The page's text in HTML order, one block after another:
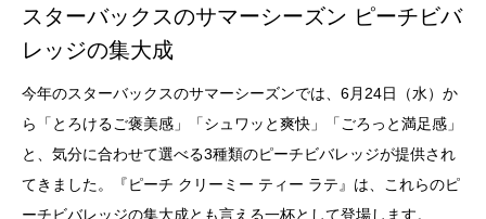
スターバックスのサマーシーズン ピーチビバ
レッジの集大成
今年のスターバックスのサマーシーズンでは、6月24日（水）か
ら「とろけるご褒美感」「シュワッと爽快」「ごろっと満足感」
と、気分に合わせて選べる3種類のピーチビバレッジが提供され
てきました。『ピーチ クリーミー ティー ラテ』は、これらのピ
ーチビバレッジの集大成とも言える一杯として登場します。